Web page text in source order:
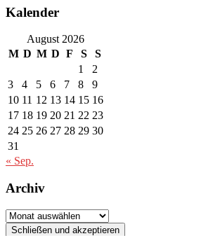
Kalender
August 2026
M D M D F S
S
1
2
3
4 5 6 7 8
9
10 11 12 13 14 15 16
17 18 19 20 21 22 23
24 25 26 27 28 29 30
31
« Sep.
Archiv
Archiv